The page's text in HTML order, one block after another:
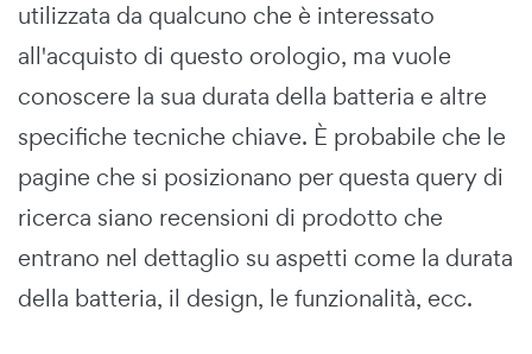
utilizzata da qualcuno che è interessato
all'acquisto di questo orologio, ma vuole
conoscere la sua durata della batteria e altre
specifiche tecniche chiave. È probabile che le
pagine che si posizionano per questa query di
ricerca siano recensioni di prodotto che
entrano nel dettaglio su aspetti come la durata
della batteria, il design, le funzionalità, ecc.